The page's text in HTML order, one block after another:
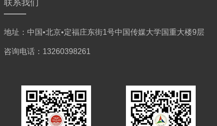
联系我们
地址：中国•北京•定福庄东街1号中国传媒大学国重大楼9层
咨询电话：13260398261